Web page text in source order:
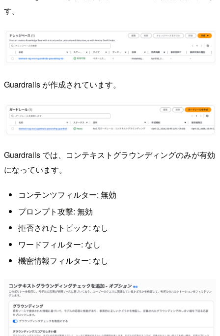
す。
Guardrails が作成されています。
Guardrails では、コンテキストグラウンディングのみが有効
になっています。
コンテンツフィルター: 無効
プロンプト攻撃: 無効
拒否されたトピック: なし
ワードフィルター: なし
機密情報フィルター: なし